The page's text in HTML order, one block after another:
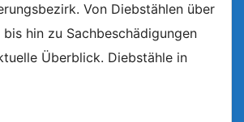
Von Diebstählen über
hin zu Sachbeschädigungen
Überblick. Diebstähle in